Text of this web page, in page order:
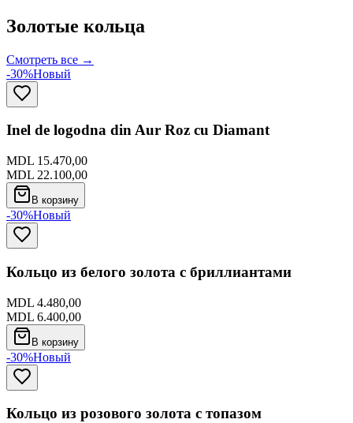
Золотые кольца
Смотреть все →
-30%Новый
Inel de logodna din Aur Roz cu Diamant
MDL 15.470,00
MDL 22.100,00
В корзину
-30%Новый
Кольцо из белого золота с бриллиантами
MDL 4.480,00
MDL 6.400,00
В корзину
-30%Новый
Кольцо из розового золота с топазом